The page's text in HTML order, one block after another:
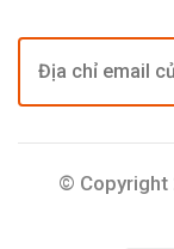
© Copyright